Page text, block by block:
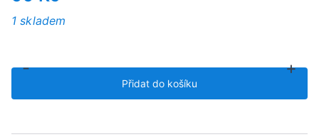
1 skladem
-
hraček,
+
Přidat do košíku